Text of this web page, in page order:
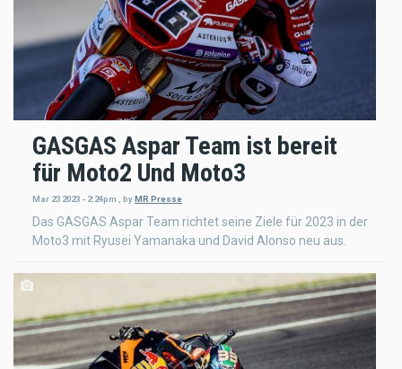
GASGAS Aspar Team ist bereit
für Moto2 Und Moto3
Mar 23 2023 - 2:24pm byMR Presse
Das GASGAS Aspar Team richtet seine Ziele für 2023 in der
Moto3 mit Ryusei Yamanaka und David Alonso neu aus.